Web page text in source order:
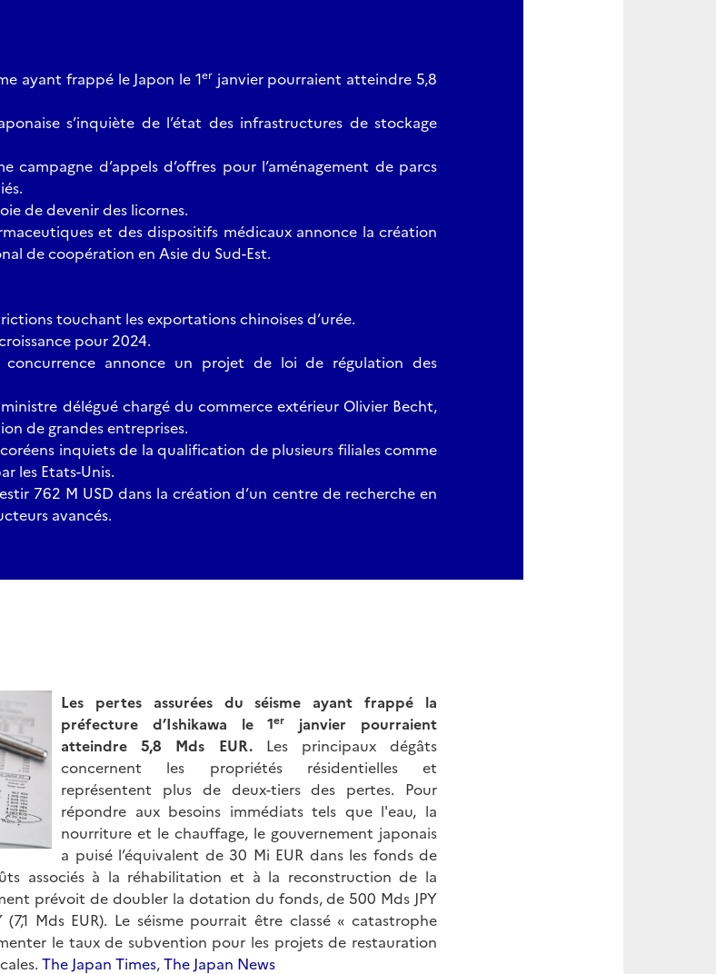
ayant frappé le Japon le 1erjanvier pourraient atteindre 5,8
s’inquiète de l’état des infrastructures de stockage
campagne d’appels d’offres pour l’aménagement de parcs
de devenir des licornes.
et des dispositifs médicaux annonce la création
de coopération en Asie du Sud-Est.
touchant les exportations chinoises d’urée.
pour 2024.
concurrence annonce un projet de loi de régulation des
délégué chargé du commerce extérieur Olivier Becht,
de grandes entreprises.
inquiets de la qualification de plusieurs filiales comme
les Etats-Unis.
762 M USD dans la création d’un centre de recherche en
avancés.
Les pertes assurées du séisme ayant frappé la
préfecture d’Ishikawa le 1er
janvier pourraient
atteindre 5,8 Mds EUR. Les principaux dégâts
concernent les propriétés résidentielles et
représentent plus de deux-tiers des pertes. Pour
répondre aux besoins immédiats tels que l'eau, la
nourriture et le chauffage, le gouvernement japonais
a puisé l’équivalent de 30 Mi EUR dans les fonds de
associés à la réhabilitation et à la reconstruction de la
prévoit de doubler la dotation du fonds, de 500 Mds JPY
(7,1 Mds EUR). Le séisme pourrait être classé « catastrophe
le taux de subvention pour les projets de restauration
The Japan Times,The Japan News